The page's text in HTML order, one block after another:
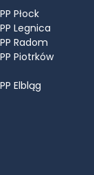
Płock
Legnica
Radom
Piotrków
Elbląg